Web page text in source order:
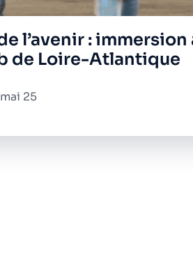
l’avenir :
de Loire-Atlantique
25